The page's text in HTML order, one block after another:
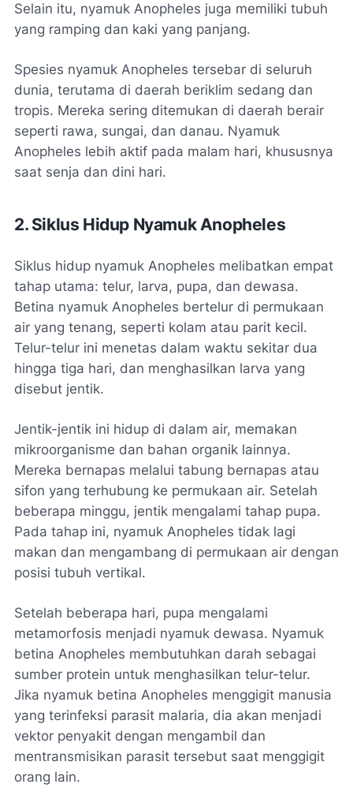
Selain itu, nyamuk Anopheles juga memiliki tubuh
yang ramping dan kaki yang panjang.
Spesies nyamuk Anopheles tersebar di seluruh
dunia, terutama di daerah beriklim sedang dan
tropis. Mereka sering ditemukan di daerah berair
seperti rawa, sungai, dan danau. Nyamuk
Anopheles lebih aktif pada malam hari, khususnya
saat senja dan dini hari.
2. Siklus Hidup Nyamuk Anopheles
Siklus hidup nyamuk Anopheles melibatkan empat
tahap utama: telur, larva, pupa, dan dewasa.
Betina nyamuk Anopheles bertelur di permukaan
air yang tenang, seperti kolam atau parit kecil.
Telur-telur ini menetas dalam waktu sekitar dua
hingga tiga hari, dan menghasilkan larva yang
disebut jentik.
Jentik-jentik ini hidup di dalam air, memakan
mikroorganisme dan bahan organik lainnya.
Mereka bernapas melalui tabung bernapas atau
sifon yang terhubung ke permukaan air. Setelah
beberapa minggu, jentik mengalami tahap pupa.
Pada tahap ini, nyamuk Anopheles tidak lagi
makan dan mengambang di permukaan air dengan
posisi tubuh vertikal.
Setelah beberapa hari, pupa mengalami
metamorfosis menjadi nyamuk dewasa. Nyamuk
betina Anopheles membutuhkan darah sebagai
sumber protein untuk menghasilkan telur-telur.
Jika nyamuk betina Anopheles menggigit manusia
yang terinfeksi parasit malaria, dia akan menjadi
vektor penyakit dengan mengambil dan
mentransmisikan parasit tersebut saat menggigit
orang lain.